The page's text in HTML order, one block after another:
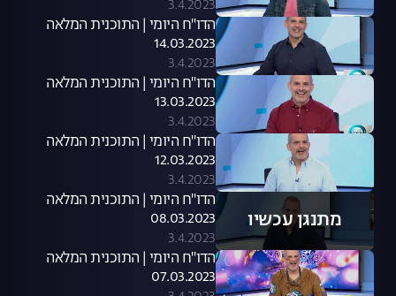
3.4.2023
הדו"ח היומי | התוכנית המלאה
14.03.2023
3.4.2023
הדו"ח היומי | התוכנית המלאה
13.03.2023
3.4.2023
הדו"ח היומי | התוכנית המלאה
12.03.2023
3.4.2023
מתנגן עכשיו
הדו"ח היומי | התוכנית המלאה
08.03.2023
3.4.2023
הדו"ח היומי | התוכנית המלאה
07.03.2023